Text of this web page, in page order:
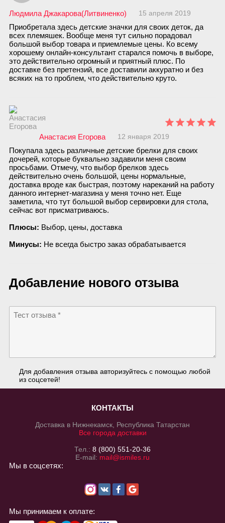
Людмила Джакарова(Литвиненко) 15 апреля 2019
Приобретала здесь детские значки для своих деток, да
всех племяшек. Вообще меня тут сильно порадовал
большой выбор товара и приемлемые цены. Ко всему
хорошему онлайн-консультант старался помочь в выборе,
это действительно огромный и приятный плюс. По
доставке без претензий, все доставили аккуратно и без
всяких на то проблем, что действительно круто.
Анастасия Егорова 12 января 2019
Покупала здесь различные детские брелки для своих
дочерей, которые буквально задавили меня своим
просьбами. Отмечу, что выбор брелков здесь
действительно очень большой, цены нормальные,
доставка вроде как быстрая, поэтому нареканий на работу
данного интернет-магазина у меня точно нет. Еще
заметила, что тут большой выбор сервировки для стола,
сейчас вот присматриваюсь.
Плюсы: Выбор, цены, доставка
Минусы: Не всегда быстро заказ обрабатывается
Добавление нового отзыва
Для добавления отзыва авторизуйтесь с помощью любой
из соцсетей!
КОНТАКТЫ
Доставка в Нижнекамск, Республика Татарстан
Все города доставки
Тел.: 8 (800) 551-20-36
E-mail: mail@ismiles.ru
Мы в соцсетях:
Мы принимаем к оплате: